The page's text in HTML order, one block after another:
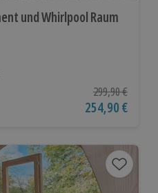
und Whirlpool Raum
auf 204 Bewertungen
Ursprünglicher
299,90 €
Aktueller Preis
254,90 €